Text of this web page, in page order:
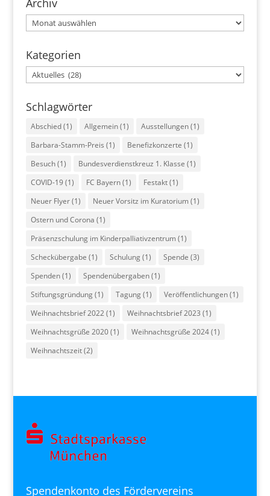
Archiv
Archiv
Kategorien
Kategorien
Schlagwörter
Abschied(1) Allgemein(1) Ausstellungen(1)
Barbara-Stamm-Preis (1) Benefizkonzerte (1)
Besuch(1) Bundesverdienstkreuz 1. Klasse (1)
COVID-19(1) FC Bayern(1) Festakt(1)
Neuer Flyer(1) Neuer Vorsitz im Kuratorium(1)
Ostern und Corona (1)
Präsenzschulung im Kinderpalliativzentrum(1)
Scheckübergabe (1) Schulung(1) Spende (3)
Spenden(1) Spendenübergaben(1)
Stiftungsgründung(1) Tagung(1) Veröffentlichungen(1)
Weihnachtsbrief 2022(1) Weihnachtsbrief 2023 (1)
Weihnachtsgrüße 2020(1) Weihnachtsgrüße 2024(1)
Weihnachtszeit(2)
Spendenkonto des Fördervereins